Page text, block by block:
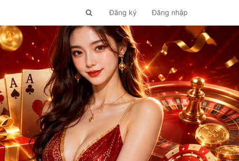
Đăng ký Đăng nhập